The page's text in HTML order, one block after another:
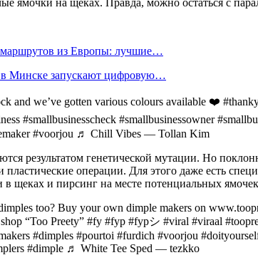
из Европы: лучшие…
в Минске запускают цифровую…
and we’ve gotten various colours available ❤️
#smallbusinesscheck #smallbusinessowner
#voorjou ♬ Chill Vibes — Tollan Kim
результатом генетической мутации. Но
пластические операции. Для этого даже есть
в щеках и пирсинг на месте потенциальных
too? Buy your own dimple makers on
“Too Preety” #fy #fyp #fypシ #viral #viraal
#dimples #pourtoi #furdich #voorjou
#dimple ♬ White Tee Sped — tezkko